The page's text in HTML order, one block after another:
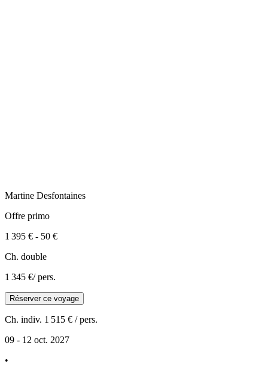
Martine Desfontaines
Offre primo
1 395 € - 50 €
Ch. double
1 345 €/ pers.
Réserver ce voyage
Ch. indiv. 1 515 € / pers.
09 - 12 oct. 2027
•